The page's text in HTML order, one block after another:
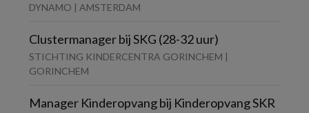
DYNAMO | AMSTERDAM
Clustermanager bij SKG (28-32 uur)
STICHTING KINDERCENTRA GORINCHEM |
GORINCHEM
Manager Kinderopvang bij Kinderopvang SKR